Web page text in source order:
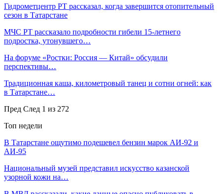
Гидрометцентр РТ рассказал, когда завершится отопительный
сезон в Татарстане
МЧС РТ рассказало подробности гибели 15-летнего
подростка, утонувшего…
На форуме «Ростки: Россия — Китай» обсудили
перспективы…
Традиционная каша, километровый танец и сотни огней: как
в Татарстане…
Пред След 1 из 272
Топ недели
В Татарстане ощутимо подешевел бензин марок АИ-92 и
АИ-95
Национальный музей представил искусство казанской
узорной кожи на…